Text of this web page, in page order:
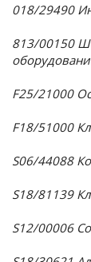
018/29490
813/00150
F25/21000
F18/51000
S06/44088
S18/81139
S12/00006